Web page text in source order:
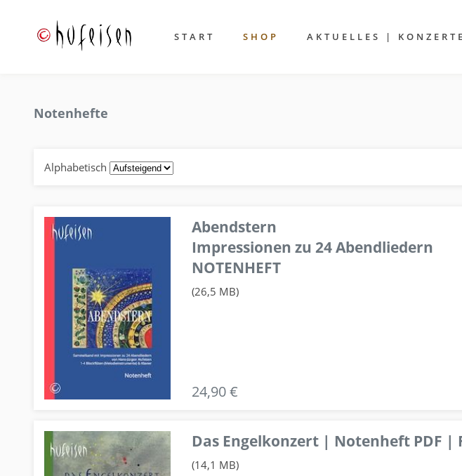
START SHOP AKTUELLES | KONZERTE
Notenhefte
Alphabetisch
Abendstern
Impressionen zu 24 Abendliedern
NOTENHEFT
(26,5 MB)
24,90 €
Das Engelkonzert | Notenheft PDF |
(14,1 MB)